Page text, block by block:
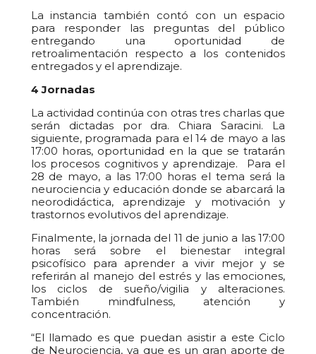
La instancia también contó con un espacio
para responder las preguntas del público
entregando una oportunidad de
retroalimentación respecto a los contenidos
entregados y el aprendizaje.
4 Jornadas
La actividad continúa con otras tres charlas que
serán dictadas por dra. Chiara Saracini. La
siguiente, programada para el 14 de mayo a las
17:00 horas, oportunidad en la que se tratarán
los procesos cognitivos y aprendizaje. Para el
28 de mayo, a las 17:00 horas el tema será la
neurociencia y educación donde se abarcará la
neorodidáctica, aprendizaje y motivación y
trastornos evolutivos del aprendizaje.
Finalmente, la jornada del 11 de junio a las 17:00
horas será sobre el bienestar integral
psicofísico para aprender a vivir mejor y se
referirán al manejo del estrés y las emociones,
los ciclos de sueño/vigilia y alteraciones.
También mindfulness, atención y
concentración.
“El llamado es que puedan asistir a este Ciclo
de Neurociencia, ya que es un gran aporte de